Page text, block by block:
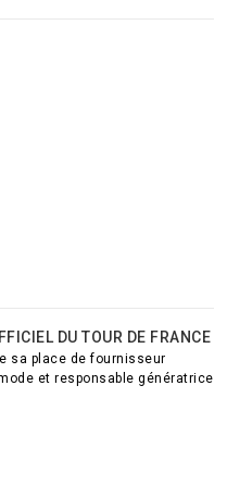
DU TOUR DE FRANCE
sa place de fournisseur
et responsable génératrice